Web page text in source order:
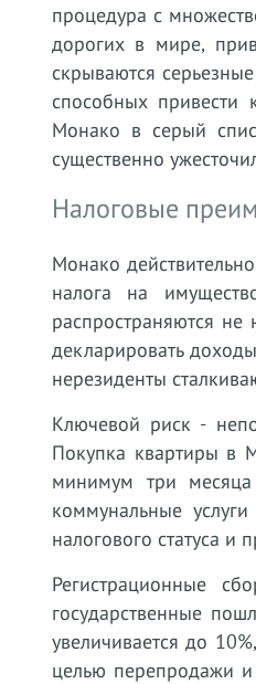
процедура с
дорогих в мире,
скрываются
способных привести
Монако в серый
существенно
Налоговые
Монако
налога на
распространяются
декларировать
нерезиденты
Ключевой риск -
Покупка квартиры в
минимум три
коммунальные
налогового статуса и
Регистрационные
государственные
увеличивается до
целью перепродажи и